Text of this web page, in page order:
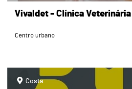
Vivaldet - Clínica Veterinária
Centro urbano
Costa